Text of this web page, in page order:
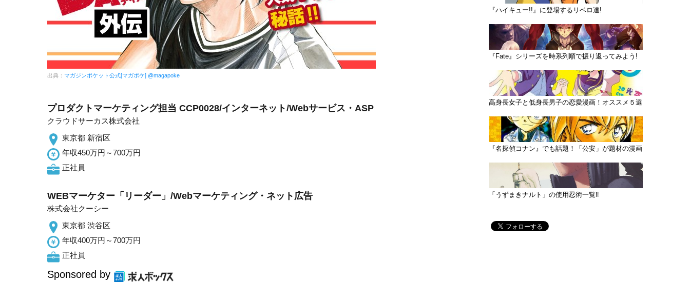
出典： マガジンポケット公式[マガポケ] @magapoke
プロダクトマーケティング担当 CCP0028/インターネット/Webサービス・ASP
クラウドサーカス株式会社
東京都 新宿区
年収450万円～700万円
正社員
WEBマーケター「リーダー」/Webマーケティング・ネット広告
株式会社クーシー
東京都 渋谷区
年収400万円～700万円
正社員
Sponsored by
『ハイキュー!!』に登場するリベロ達!
『Fate』シリーズを時系列順で振り返ってみよう!
高身長女子と低身長男子の恋愛漫画！オススメ５選
『名探偵コナン』でも話題！「公安」が題材の漫画
「うずまきナルト」の使用忍術一覧‼